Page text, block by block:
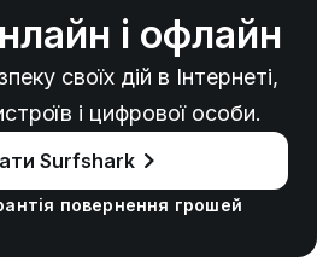
і офлайн
своїх дій в Інтернеті,
і цифрової особи.
Surfshark
повернення грошей